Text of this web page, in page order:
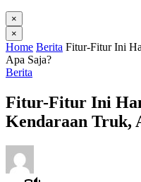
×
×
Home Berita Fitur-Fitur Ini
Apa Saja?
Berita
Fitur-Fitur Ini
Kendaraan Truk,